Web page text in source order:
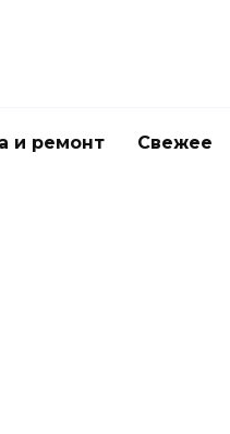
и ремонт Свежее